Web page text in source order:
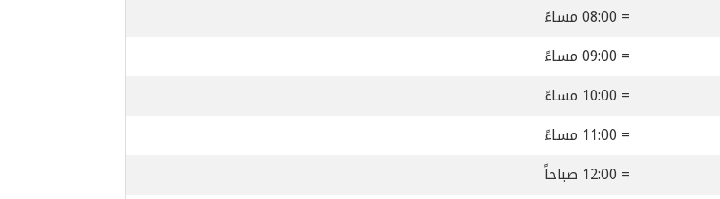
= 08:00 مساءً
= 09:00 مساءً
= 10:00 مساءً
= 11:00 مساءً
= 12:00 صباحاً